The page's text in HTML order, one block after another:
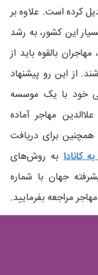
کرده است. علاوه بر
این کشور، به رشد
بالقوه باید از
از این رو پیشنهاد
خود با یک موسسه
مهاجر آماده
همچنین برای دریافت
کانادابه روش‌های
جهان با شماره